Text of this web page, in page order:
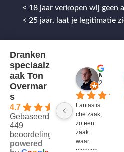
< 18 jaar verkopen wij geen
< 25 jaar, laat je legitimatie
Dranken
speciaalz
aak Ton
Overmar
s
4.7
Gebaseerd op
449
beoordelingen
powered
2 jaar
Fantastis
che zaak,
zo een
zaak
waar
mensen